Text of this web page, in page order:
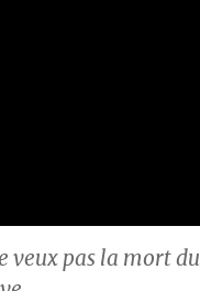
veux pas la mort du